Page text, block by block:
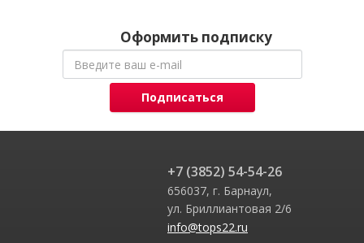
Оформить подписку
Подписаться
+7 (3852) 54-54-26
656037, г. Барнаул,
ул. Бриллиантовая 2/6
info@tops22.ru